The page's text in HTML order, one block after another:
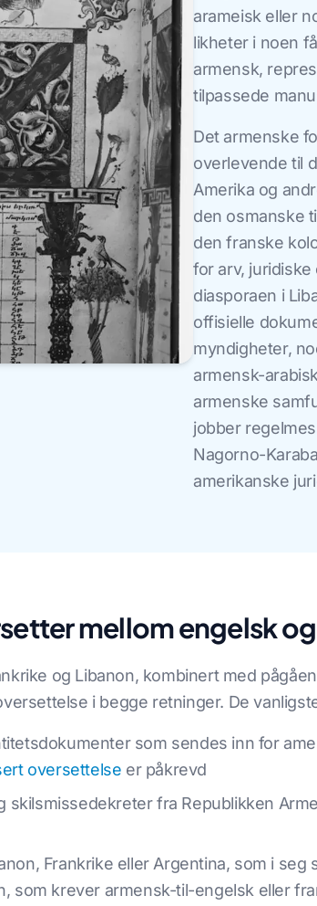
arameisk eller
likheter i noen
armensk,
tilpassede
Det armenske
overlevende til
Amerika og
den osmanske
den franske
for arv,
diasporaen i
offisielle
myndigheter,
armensk-
armenske
jobber
Nagorno-
amerikanske
mellom engelsk
og Libanon, kombinert med
i begge retninger. De
som sendes inn for
oversettelse er påkrevd
skilsmissedekreter fra Republikken
Frankrike eller Argentina, som i
som krever armensk-til-engelsk eller